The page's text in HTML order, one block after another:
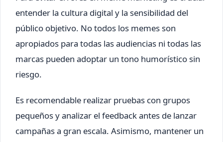
entender la cultura digital y la sensibilidad del
público objetivo. No todos los memes son
apropiados para todas las audiencias ni todas las
marcas pueden adoptar un tono humorístico sin
riesgo.
Es recomendable realizar pruebas con grupos
pequeños y analizar el feedback antes de lanzar
campañas a gran escala. Asimismo, mantener un